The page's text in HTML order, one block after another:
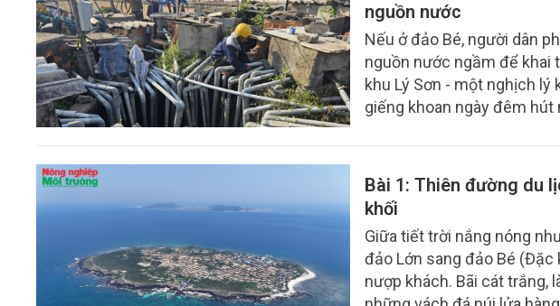
nguồn nước
Nếu ở đảo Bé, người dân
nguồn nước ngầm để khai
khu Lý Sơn - một nghịch lý
giếng khoan ngày đêm
giảm, nguy cơ nhiễm mặn
Bài 1: Thiên đường du
khối
Giữa tiết trời nắng nóng
đảo Lớn sang đảo Bé (Đặc
nượp khách. Bãi cát trắng,